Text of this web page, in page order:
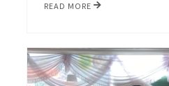
READ MORE